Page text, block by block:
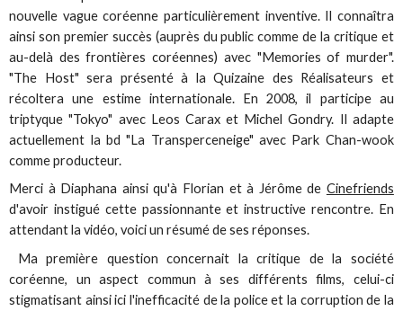
nouvelle vague coréenne particulièrement inventive. Il connaîtra
ainsi son premier succès (auprès du public comme de la critique et
au-delà des frontières coréennes) avec "Memories of murder".
"The Host" sera présenté à la Quizaine des Réalisateurs et
récoltera une estime internationale. En 2008, il participe au
triptyque "Tokyo" avec Leos Carax et Michel Gondry. Il adapte
actuellement la bd "La Transperceneige" avec Park Chan-wook
comme producteur.
Merci à Diaphana ainsi qu'à Florian et à Jérôme de Cinefriends
d'avoir instigué cette passionnante et instructive rencontre. En
attendant la vidéo, voici un résumé de ses réponses.
Ma première question concernait la critique de la société
coréenne, un aspect commun à ses différents films, celui-ci
stigmatisant ainsi ici l'inefficacité de la police et la corruption de la